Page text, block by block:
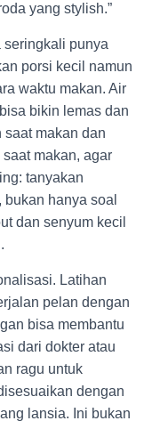
yang stylish.”
seringkali punya
porsi kecil namun
waktu makan. Air
bikin lemas dan
saat makan dan
makan, agar
tanyakan
hanya soal
dan senyum kecil
Latihan
pelan dengan
bisa membantu
dari dokter atau
ragu untuk
dengan
lansia. Ini bukan